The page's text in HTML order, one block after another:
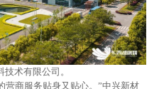
术有限公司。
营商服务贴身又贴心。”中兴新材